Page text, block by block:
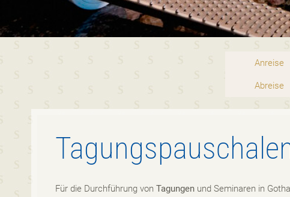
Anreise
Abreise
Für die Durchführung von Tagungen und Seminaren in